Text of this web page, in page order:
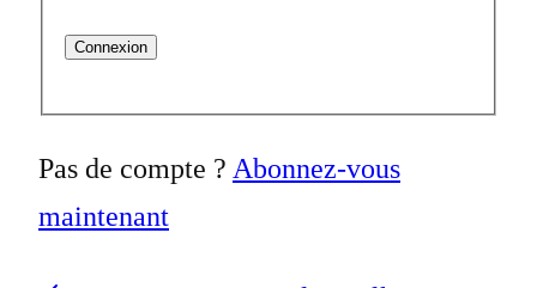
Connexion
Pas de compte ? Abonnez-vous
maintenant